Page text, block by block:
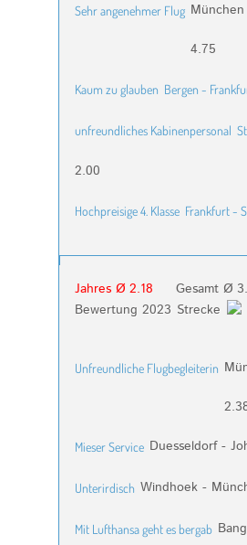
Sehr angenehmer Flug
4.75
Kaum zu glauben Bergen -
unfreundliches Kabinenpersonal
2.00
Hochpreisige 4. Klasse Frankfurt -
Jahres Ø 2.18
Gesamt Ø
Bewertung 2023 Strecke
Unfreundliche Flugbegleiterin
Mieser Service Duesseldorf -
Unterirdisch Windhoek -
Mit Lufthansa geht es bergab